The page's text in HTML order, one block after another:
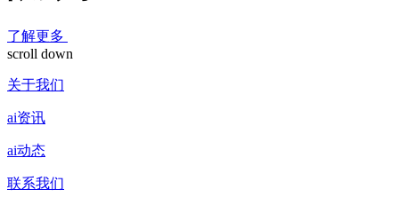
了解更多
scroll down
关于我们
ai资讯
ai动态
联系我们